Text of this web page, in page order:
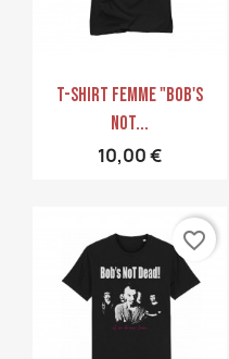
Aperçu rapide
T-Shirt Femme "Bob's
Not...
10,00 €
favorite_border